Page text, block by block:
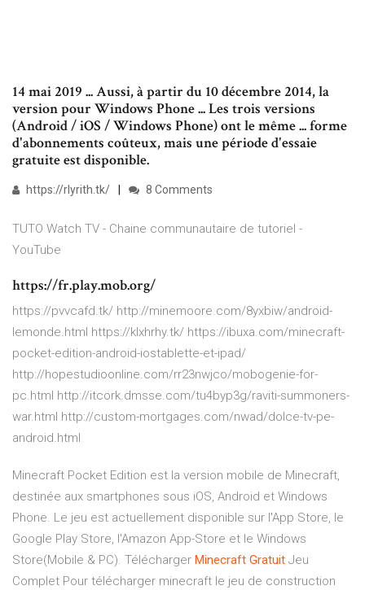
14 mai 2019 ... Aussi, à partir du 10 décembre 2014, la
version pour Windows Phone ... Les trois versions
(Android / iOS / Windows Phone) ont le même ... forme
d'abonnements coûteux, mais une période d'essaie
gratuite est disponible.
https://rlyrith.tk/ 8 Comments
TUTO Watch TV - Chaine communautaire de tutoriel -
YouTube
https://fr.play.mob.org/
https://pvvcafd.tk/ http://minemoore.com/8yxbiw/android-
lemonde.html https://klxhrhy.tk/ https://ibuxa.com/minecraft-
pocket-edition-android-iostablette-et-ipad/
http://hopestudioonline.com/rr23nwjco/mobogenie-for-
pc.html http://itcork.dmsse.com/tu4byp3g/raviti-summoners-
war.html http://custom-mortgages.com/nwad/dolce-tv-pe-
android.html
Minecraft Pocket Edition est la version mobile de Minecraft,
destinée aux smartphones sous iOS, Android et Windows
Phone. Le jeu est actuellement disponible sur l'App Store, le
Google Play Store, l'Amazon App-Store et le Windows
Store(Mobile & PC). Télécharger Minecraft Gratuit Jeu
Complet Pour télécharger minecraft le jeu de construction